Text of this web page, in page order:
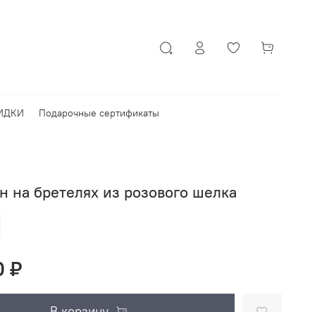
Подарочные сертификаты
на бретелях из розового шелка
₽